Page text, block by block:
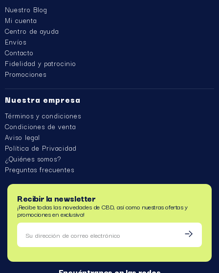
Nuestro Blog
Mi cuenta
Centro de ayuda
Envíos
Contacto
Fidelidad y patrocinio
Promociones
Nuestra empresa
Términos y condiciones
Condiciones de venta
Aviso legal
Política de Privacidad
¿Quiénes somos?
Preguntas frecuentes
Recibir la newsletter
¡Recibe todas las novedades de CBD, así como nuestras ofertas y
promociones en exclusiva!